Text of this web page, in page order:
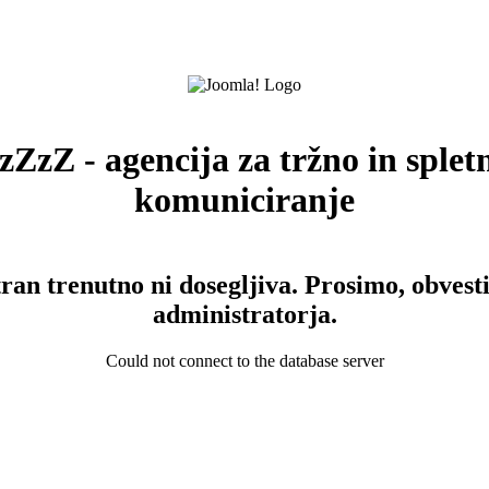
- agencija za tržno in
komuniciranje
trenutno ni dosegljiva. Prosimo,
administratorja.
Could not connect to the database server